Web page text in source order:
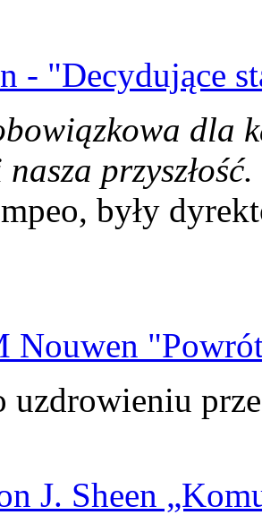
- "Decydujące
dla
przyszłość.
były
Nouwen
uzdrowieniu
J. Sheen